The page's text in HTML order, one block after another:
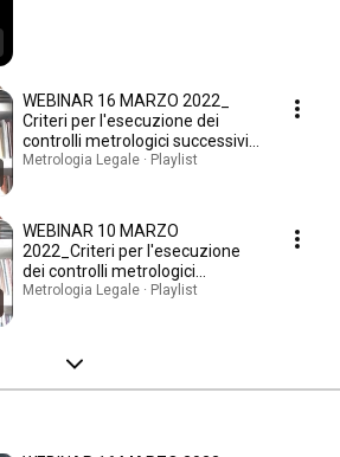
WEBINAR 16 MARZO 2022_
Criteri per l'esecuzione dei
controlli metrologici successivi
su strumenti per pesare a
Metrologia Legale · Playlist
WEBINAR 10 MARZO
2022_Criteri per l'esecuzione
dei controlli metrologici
successivi sui misuratori
Metrologia Legale · Playlist